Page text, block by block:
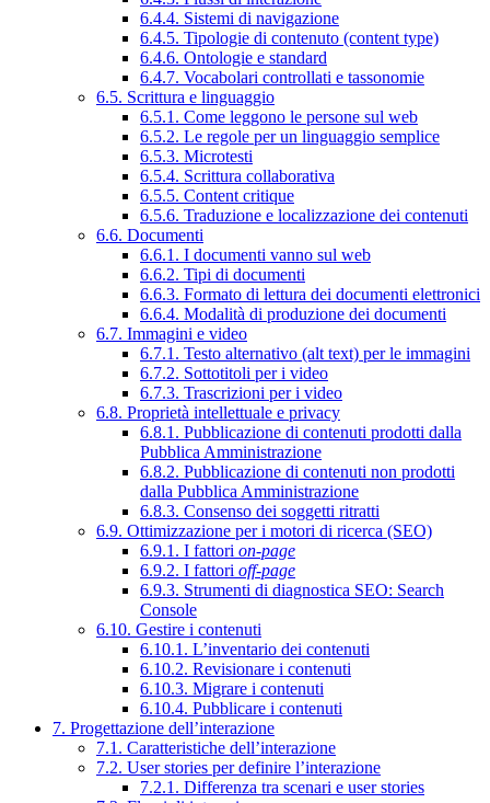
6.4.4. Sistemi di navigazione
6.4.5. Tipologie di contenuto (content type)
6.4.6. Ontologie e standard
6.4.7. Vocabolari controllati e tassonomie
6.5. Scrittura e linguaggio
6.5.1. Come leggono le persone sul web
6.5.2. Le regole per un linguaggio semplice
6.5.3. Microtesti
6.5.4. Scrittura collaborativa
6.5.5. Content critique
6.5.6. Traduzione e localizzazione dei contenuti
6.6. Documenti
6.6.1. I documenti vanno sul web
6.6.2. Tipi di documenti
6.6.3. Formato di lettura dei documenti elettronici
6.6.4. Modalità di produzione dei documenti
6.7. Immagini e video
6.7.1. Testo alternativo (alt text) per le immagini
6.7.2. Sottotitoli per i video
6.7.3. Trascrizioni per i video
6.8. Proprietà intellettuale e privacy
6.8.1. Pubblicazione di contenuti prodotti dalla
Pubblica Amministrazione
6.8.2. Pubblicazione di contenuti non prodotti
dalla Pubblica Amministrazione
6.8.3. Consenso dei soggetti ritratti
6.9. Ottimizzazione per i motori di ricerca (SEO)
6.9.1. I fattori on-page
6.9.2. I fattori off-page
6.9.3. Strumenti di diagnostica SEO: Search
Console
6.10. Gestire i contenuti
6.10.1. L’inventario dei contenuti
6.10.2. Revisionare i contenuti
6.10.3. Migrare i contenuti
6.10.4. Pubblicare i contenuti
7. Progettazione dell’interazione
7.1. Caratteristiche dell’interazione
7.2. User stories per definire l’interazione
7.2.1. Differenza tra scenari e user stories